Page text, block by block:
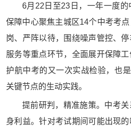
6月22日至23日，一年一度
保障中心聚焦主城区14个中考考
岗、严阵以待，围绕噪声管控、
服务等重点环节，全面展开保障
护航中考的又一次实战检验，也
关键节点的生动实践。
提前研判，精准施策。中考
身利益。针对考试期间可能出现